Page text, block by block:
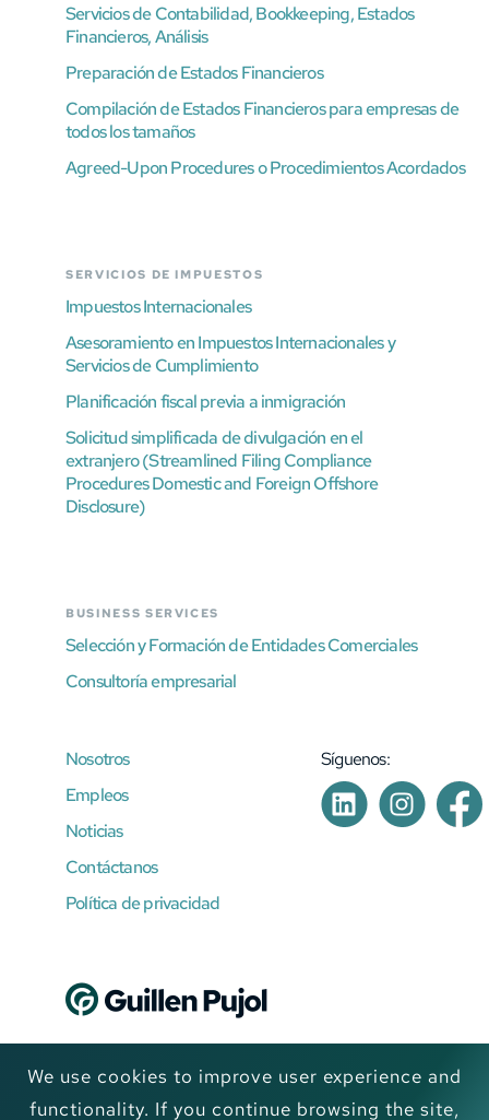
Servicios de Contabilidad, Bookkeeping, Estados
Financieros, Análisis
Preparación de Estados Financieros
Compilación de Estados Financieros para empresas de
todos los tamaños
Agreed-Upon Procedures o Procedimientos Acordados
SERVICIOS DE IMPUESTOS
Impuestos Internacionales
Asesoramiento en Impuestos Internacionales y
Servicios de Cumplimiento
Planificación fiscal previa a inmigración
Solicitud simplificada de divulgación en el
extranjero (Streamlined Filing Compliance
Procedures Domestic and Foreign Offshore
Disclosure)
BUSINESS SERVICES
Selección y Formación de Entidades Comerciales
Consultoría empresarial
Nosotros
Empleos
Noticias
Contáctanos
Política de privacidad
Síguenos:
GUILLEN PUJOL CPA, P.A.
6161 Waterford District Dr., Suite 475 Miami, FL 33126
We use cookies to improve user experience and
functionality. If you continue browsing the site,